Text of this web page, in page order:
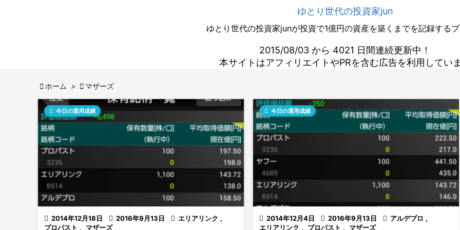
ゆとり世代の投資家jun
ゆとり世代の投資家junが投資で1億円の資産を築くまでを記録するブ
2015/08/03 から 4021 日間連続更新中！
本サイトはアフィリエイトやPRを含む広告を利用してい
 ホーム >  マザーズ
 2014年12月18日  2016年9月13日
 今日の運用成績
 エリアリンク ,
プロパスト , マザーズ
 2014年12月4日  2016年9月13日
 今日の運用成績
 アルデプロ ,
エリアリンク , プロパスト , マザーズ